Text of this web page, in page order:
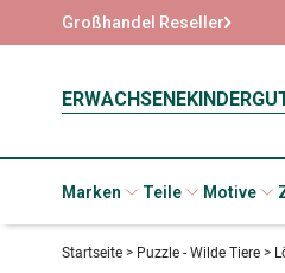
Großhandel Reseller
ERWACHSENEKINDER
Marken Teile Motive
Startseite > Puzzle - Wilde Tiere >